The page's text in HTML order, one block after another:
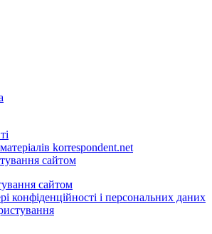
korrespondent.net
сайтом
сайтом
конфіденційності і персональних даних